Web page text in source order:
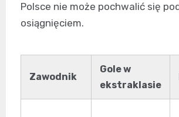
Polsce nie może pochwalić się
osiągnięciem.
Zawodnik
Gole w
ekstraklasie